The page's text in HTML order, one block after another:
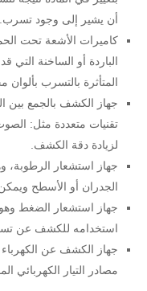
أن يشير إلى وجود تسرب.
كاميرات الأشعة تحت
الباردة أو الساخنة التي
المتأثرة بالتسرب
جهاز الكشف بالجمع بين
تقنيات متعددة مثل:
لزيادة دقة الكشف.
جهاز استشعار
الجدران أو الأسطح
جهاز استشعار الضغط
استخدامه للكشف عن
جهاز الكشف عن
مصادر التيار الكهربائي